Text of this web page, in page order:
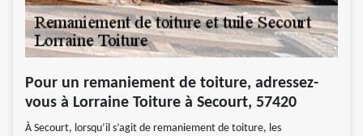
Pour un remaniement de toiture, adressez-
vous à Lorraine Toiture à Secourt, 57420
À Secourt, lorsqu’il s’agit de remaniement de toiture, les